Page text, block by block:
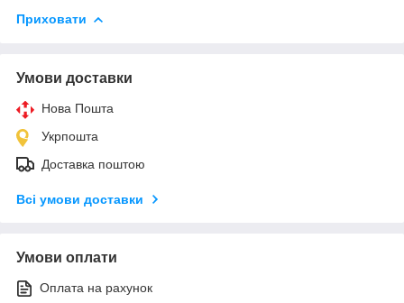
Приховати
Умови доставки
Нова Пошта
Укрпошта
Доставка поштою
Всі умови доставки
Умови оплати
Оплата на рахунок